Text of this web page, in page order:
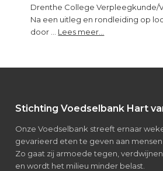
Drenthe College Verpleegkunde/
Na een uitleg en rondleiding op
door … Lees meer...
leerlingen
Footer
Stichting Voedselbank Hart
Onze Voedselbank streeft ernaar
gevarieerd eten te geven aan
Zo gaat zij armoede tegen,
en wordt het milieu minder belast.